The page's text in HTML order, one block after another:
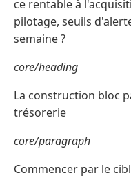
ce rentable à
pilotage, seuils
semaine ?
core/heading
La construction bloc
trésorerie
core/paragraph
Commencer par le